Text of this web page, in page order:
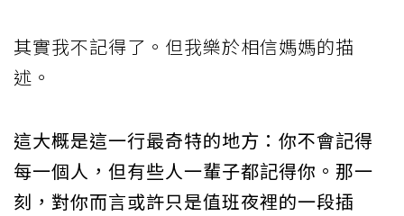
其實我不記得了。但我樂於相信媽媽的描
述。
這大概是這一行最奇特的地方：你不會記得
每一個人，但有些人一輩子都記得你。那一
刻，對你而言或許只是值班夜裡的一段插